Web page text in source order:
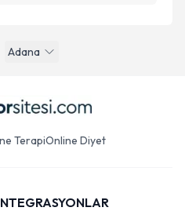
Adana
TerapiOnline Diyet